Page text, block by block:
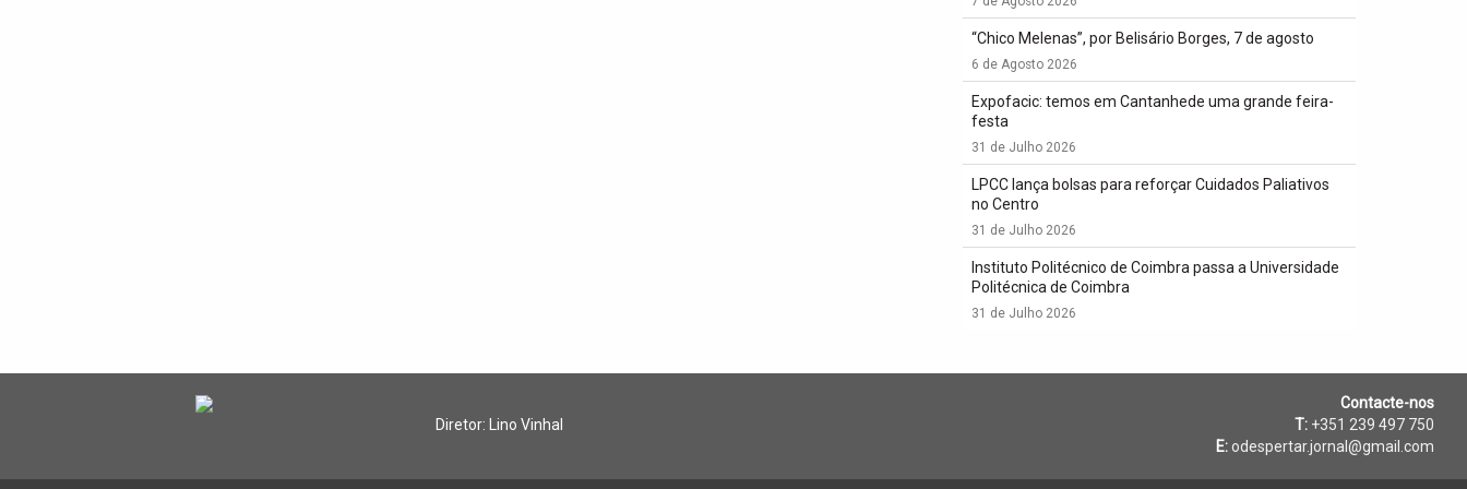
“Chico Melenas”, por Belisário Borges, 7 de agosto
6 de Agosto 2026
Expofacic: temos em Cantanhede uma grande feira-
festa
31 de Julho 2026
LPCC lança bolsas para reforçar Cuidados Paliativos
no Centro
31 de Julho 2026
Instituto Politécnico de Coimbra passa a Universidade
Politécnica de Coimbra
31 de Julho 2026
Diretor: Lino Vinhal
Contacte-nos
T: +351 239 497 750
E: odespertar.jornal@gmail.com